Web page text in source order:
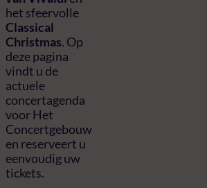
het sfeervolle
Classical
Christmas. Op
deze pagina
vindt u de
actuele
concertagenda
voor Het
Concertgebouw
en reserveert u
eenvoudig uw
tickets.